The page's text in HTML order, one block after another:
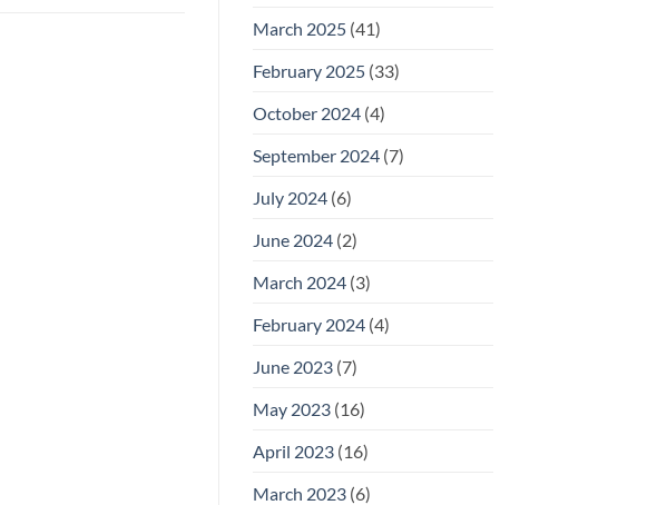
March 2025(41)
February 2025(33)
October 2024(4)
September 2024(7)
July 2024(6)
June 2024(2)
March 2024(3)
February 2024(4)
June 2023(7)
May 2023(16)
April 2023(16)
March 2023(6)